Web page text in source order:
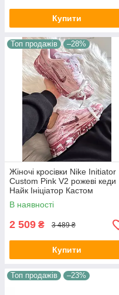
Купити
Топ продажів –28%
Жіночі кросівки Nike Initiator
Custom Pink V2 рожеві кеди
Найк Ініціатор Кастом
текстиль шкіра демісезон для
дівчат В'єтнам
В наявності
2 509 ₴ 3 489 ₴
Купити
Топ продажів –23%